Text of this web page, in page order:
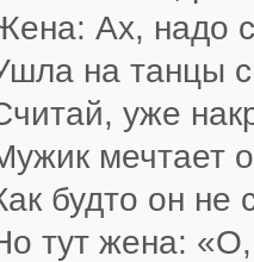
Ах, надо
на танцы
уже
мечтает
будто он не
тут жена: